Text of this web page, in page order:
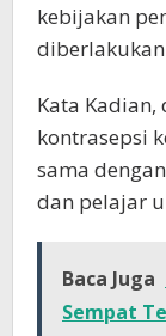
kebijakan
Kata
kontrasepsi
sama
dan pelajar
Baca Juga
Sempat